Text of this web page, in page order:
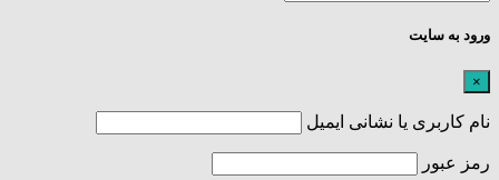
ورود به سایت
×
نام کاربری یا نشانی ایمیل
رمز عبور